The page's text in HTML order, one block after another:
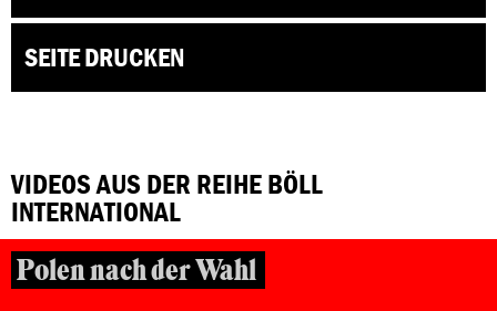
SEITE DRUCKEN
VIDEOS AUS DER REIHE BÖLL
INTERNATIONAL
Polen nach der Wahl